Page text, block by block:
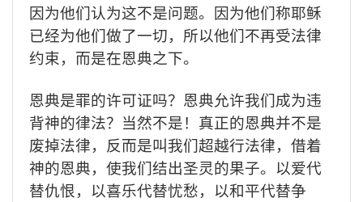
因为他们认为这不是问题。因为他们称耶稣
已经为他们做了一切，所以他们不再受法律
约束，而是在恩典之下。
恩典是罪的许可证吗？恩典允许我们成为违
背神的律法？当然不是！真正的恩典并不是
废掉法律，反而是叫我们超越行法律，借着
神的恩典，使我们结出圣灵的果子。以爱代
替仇恨，以喜乐代替忧愁，以和平代替争